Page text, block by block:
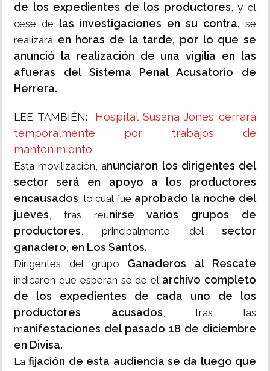
de los expedientes de los productores, y el
cese de las investigaciones en su contra, se
realizará en horas de la tarde, por lo que se
anunció la realización de una vigilia en las
afueras del Sistema Penal Acusatorio de
Herrera.
LEE TAMBIÉN: Hospital Susana Jones cerrará
temporalmente por trabajos de
mantenimiento
Esta movilización, anunciaron los dirigentes del
sector será en apoyo a los productores
encausados, lo cual fue aprobado la noche del
jueves, tras reunirse varios grupos de
productores, principalmente del sector
ganadero, en Los Santos.
Dirigentes del grupo Ganaderos al Rescate
indicaron que esperan se de el archivo completo
de los expedientes de cada uno de los
productores acusados, tras las
manifestaciones del pasado 18 de diciembre
en Divisa.
Lafijación de esta audiencia se da luego que